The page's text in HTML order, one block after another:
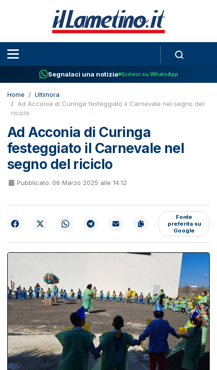
Segnalaci una notizia Scrivici su WhatsApp
Home
Ultimora
Ad Acconia di Curinga festeggiato il Carnevale nel segno del
riciclo
Ad Acconia di Curinga
festeggiato il Carnevale nel
segno del riciclo
Pubblicato: 06 Marzo 2025 alle 14:12
Fonte
preferita su
Google